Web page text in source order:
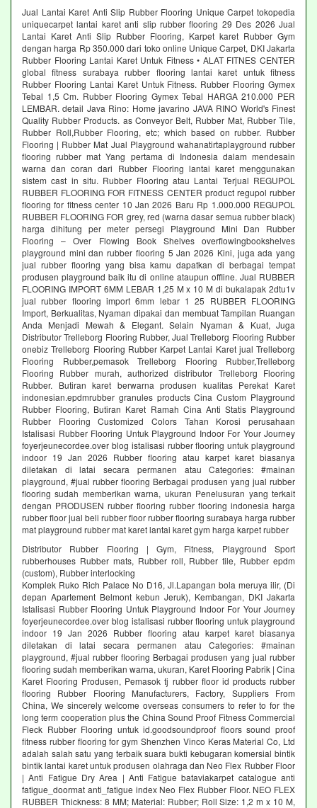
Jual Lantai Karet Anti Slip Rubber Flooring Unique Carpet tokopedia
uniquecarpet lantai karet anti slip rubber flooring 29 Des 2026 Jual
Lantai Karet Anti Slip Rubber Flooring, Karpet karet Rubber Gym
dengan harga Rp 350.000 dari toko online Unique Carpet, DKI Jakarta
Rubber Flooring Lantai Karet Untuk Fitness • ALAT FITNES CENTER
global fitness surabaya rubber flooring lantai karet untuk fitness
Rubber Flooring Lantai Karet Untuk Fitness. Rubber Flooring Gymex
Tebal 1,5 Cm. Rubber Flooring Gymex Tebal HARGA 210.000 PER
LEMBAR. detail Java Rino: Home javarino JAVA RINO World's Finest
Quality Rubber Products. as Conveyor Belt, Rubber Mat, Rubber Tile,
Rubber Roll,Rubber Flooring, etc; which based on rubber. Rubber
Flooring | Rubber Mat Jual Playground wahanatirtaplayground rubber
flooring rubber mat Yang pertama di Indonesia dalam mendesain
warna dan coran dari Rubber Flooring lantai karet menggunakan
sistem cast in situ. Rubber Flooring atau Lantai Terjual REGUPOL
RUBBER FLOORING FOR FITNESS CENTER product regupol rubber
flooring for fitness center 10 Jan 2026 Baru Rp 1.000.000 REGUPOL
RUBBER FLOORING FOR grey, red (warna dasar semua rubber black)
harga dihitung per meter persegi Playground Mini Dan Rubber
Flooring – Over Flowing Book Shelves overflowingbookshelves
playground mini dan rubber flooring 5 Jan 2026 Kini, juga ada yang
jual rubber flooring yang bisa kamu dapatkan di berbagai tempat
produsen playground baik itu di online ataupun offline. Jual RUBBER
FLOORING IMPORT 6MM LEBAR 1,25 M x 10 M di bukalapak 2dtu1v
jual rubber flooring import 6mm lebar 1 25 RUBBER FLOORING
Import, Berkualitas, Nyaman dipakai dan membuat Tampilan Ruangan
Anda Menjadi Mewah & Elegant. Selain Nyaman & Kuat, Juga
Distributor Trelleborg Flooring Rubber, Jual Trelleborg Flooring Rubber
onebiz Trelleborg Flooring Rubber Karpet Lantai Karet jual Trelleborg
Flooring Rubber,pemasok Trelleborg Flooring Rubber,Trelleborg
Flooring Rubber murah, authorized distributor Trelleborg Flooring
Rubber. Butiran karet berwarna produsen kualitas Perekat Karet
indonesian.epdmrubber granules products Cina Custom Playground
Rubber Flooring, Butiran Karet Ramah Cina Anti Statis Playground
Rubber Flooring Customized Colors Tahan Korosi perusahaan
Istalisasi Rubber Flooring Untuk Playground Indoor For Your Journey
foyerjeunecordee.over blog istalisasi rubber flooring untuk playground
indoor 19 Jan 2026 Rubber flooring atau karpet karet biasanya
diletakan di latai secara permanen atau Categories: #mainan
playground, #jual rubber flooring Berbagai produsen yang jual rubber
flooring sudah memberikan warna, ukuran Penelusuran yang terkait
dengan PRODUSEN rubber flooring rubber flooring indonesia harga
rubber floor jual beli rubber floor rubber flooring surabaya harga rubber
mat playground rubber mat karet lantai karet gym harga karpet rubber
Distributor Rubber Flooring | Gym, Fitness, Playground Sport
rubberhouses Rubber mats, Rubber roll, Rubber tile, Rubber epdm
(custom), Rubber interlocking
Komplek Ruko Rich Palace No D16, Jl.Lapangan bola meruya ilir, (Di
depan Apartement Belmont kebun Jeruk), Kembangan, DKI Jakarta
Istalisasi Rubber Flooring Untuk Playground Indoor For Your Journey
foyerjeunecordee.over blog istalisasi rubber flooring untuk playground
indoor 19 Jan 2026 Rubber flooring atau karpet karet biasanya
diletakan di latai secara permanen atau Categories: #mainan
playground, #jual rubber flooring Berbagai produsen yang jual rubber
flooring sudah memberikan warna, ukuran, Karet Flooring Pabrik | Cina
Karet Flooring Produsen, Pemasok tj rubber floor id products rubber
flooring Rubber Flooring Manufacturers, Factory, Suppliers From
China, We sincerely welcome overseas consumers to refer to for the
long term cooperation plus the China Sound Proof Fitness Commercial
Fleck Rubber Flooring untuk id.goodsoundproof floors sound proof
fitness rubber flooring for gym Shenzhen Vinco Keras Material Co, Ltd
adalah salah satu yang terbaik suara bukti kebugaran komersial bintik
bintik lantai karet untuk produsen olahraga dan Neo Flex Rubber Floor
| Anti Fatigue Dry Area | Anti Fatigue bataviakarpet catalogue anti
fatigue_doormat anti_fatigue index Neo Flex Rubber Floor. NEO FLEX
RUBBER Thickness: 8 MM; Material: Rubber; Roll Size: 1,2 m x 10 M,